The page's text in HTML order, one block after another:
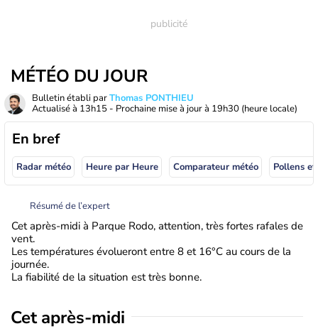
MÉTÉO DU JOUR
Bulletin établi parThomas PONTHIEU
Actualisé à 13h15 - Prochaine mise à jour à 19h30 (heure locale)
En bref
Radar météo Heure par Heure Comparateur météo Pollens
Résumé de l’expert
Cet après-midi à Parque Rodo, attention, très fortes rafales de
vent.
Les températures évolueront entre 8 et 16°C au cours de la
journée.
La fiabilité de la situation est très bonne.
Cet après-midi